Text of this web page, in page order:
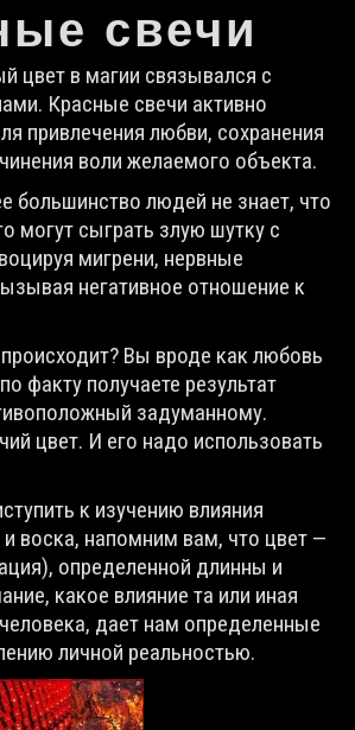
свечи
цвет в магии связывался с
Красные свечи активно
привлечения любви, сохранения
воли желаемого объекта.
большинство людей не знает, что
могут сыграть злую шутку с
мигрени, нервные
негативное отношение к
Вы вроде как любовь
факту получаете результат
задуманному.
цвет. И его надо использовать
к изучению влияния
воска, напомним вам, что цвет —
определенной длинны и
какое влияние та или иная
дает нам определенные
личной реальностью.